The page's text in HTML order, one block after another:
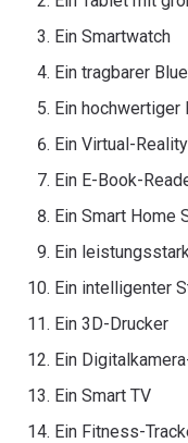
Ein Smartwatch
Ein tragbarer
Ein hochwertiger
Ein Virtual-
Ein E-Book-
Ein Smart Home
Ein
Ein intelligenter
Ein 3D-Drucker
Ein
Ein Smart TV
Ein Fitness-